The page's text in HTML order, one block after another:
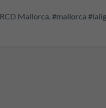
Mallorca. #mallorca